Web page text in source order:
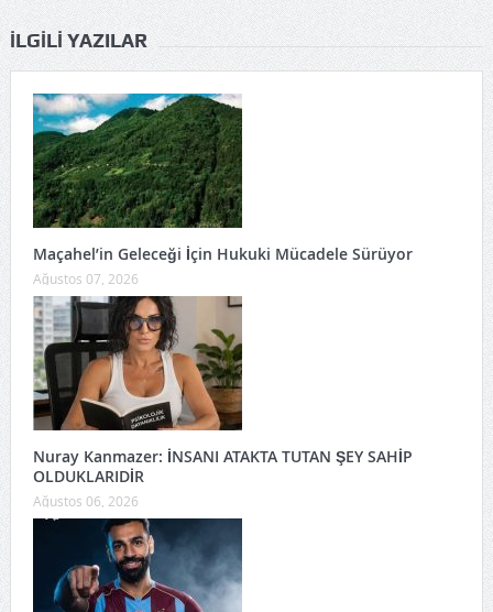
İLGILI YAZILAR
Maçahel’in Geleceği İçin Hukuki Mücadele Sürüyor
Ağustos 07, 2026
Nuray Kanmazer: İNSANI ATAKTA TUTAN ŞEY SAHİP
OLDUKLARIDİR
Ağustos 06, 2026